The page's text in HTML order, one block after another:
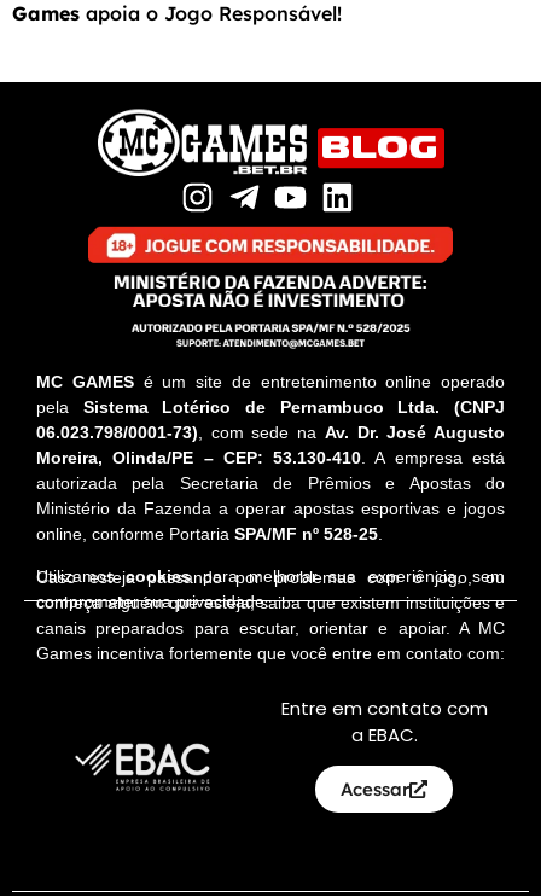
Games apoia o Jogo Responsável!
MC GAMESé um site de entretenimento online operado
pela Sistema Lotérico de Pernambuco Ltda. (CNPJ
06.023.798/0001-73) , com sede na Av. Dr. José Augusto
Moreira, Olinda/PE – CEP: 53.130-410 . A empresa está
autorizada pela Secretaria de Prêmios e Apostas do
Ministério da Fazenda a operar apostas esportivas e jogos
online, conforme Portaria SPA/MF nº 528-25
Utilizamoscookiespara melhorar sua experiência, sem
comprometer sua privacidade.
Caso esteja passando por problemas com o jogo, ou
conheça alguém que esteja, saiba que existem instituições e
canais preparados para escutar, orientar e apoiar. A MC
Games incentiva fortemente que você entre em contato com:
Entre em contato com
a EBAC.
Acessar